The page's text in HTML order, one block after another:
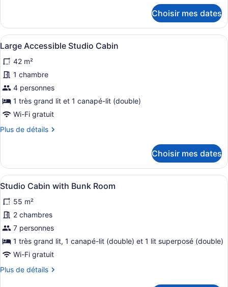
Cabin
Large
Studio
Cabin
Choisir mes dates
Afficher
toutes
les
photos
pour
ce
type
chambre :
Studio
Cabin
Une cuisine chaleureuse avec
6
Large Accessible Studio Cabin
42 m²
1 chambre
4 personnes
1 très grand lit et 1 canapé-lit (double)
Wi-Fi gratuit
Plus de détails
Plus
Large
Accessible
Studio
Choisir mes dates
Afficher
toutes
les
photos
pour
ce
type
chambre :
Un lit superposé avec une
9
Studio Cabin with Bunk Room
55 m²
2 chambres
7 personnes
1 très grand lit, 1 canapé-lit (double) et 1 lit superposé (double)
Wi-Fi gratuit
Plus de détails
Plus